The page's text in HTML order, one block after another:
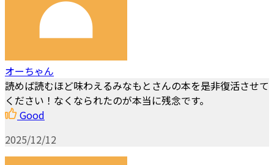
オーちゃん
読めば読むほど味わえるみなもとさんの本を是非復活させて
ください！なくなられたのが本当に残念です。
Good
2025/12/12